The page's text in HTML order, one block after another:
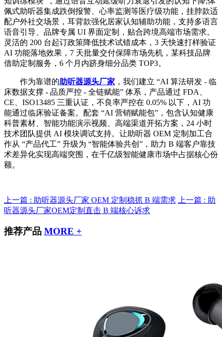
佩式助听器集成跌倒报警、心率监测等医疗级功能，挂脖款适
配户外社交场景，耳背款强化居家认知辅助功能，支持多语言
语音引导、品牌专属 UI 界面定制，贴合跨境高端市场需求。
灵活的 200 台起订政策降低技术试错成本，3 天快速打样验证
AI 功能落地效果，7 天批量交付保障市场先机，某科技品牌
借助定制服务，6 个月内跻身细分品类 TOP3。
作为靠谱的助听器源头厂家 ，我们建立 “AI 算法研发 - 临
床数据支撑 - 品质严控 - 全链赋能” 体系，产品通过 FDA、
CE、ISO13485 三重认证，不良率严控在 0.05% 以下，AI 功
能通过临床验证备案。配套 “AI 营销赋能包”，包含认知健康
科普素材、智能功能演示视频、高端渠道开拓方案，24 小时
技术团队提供 AI 模块调试支持。让助听器 OEM 定制加工合
作从 “产品代工” 升级为 “智能体验共创”，助力 B 端客户靠技
术差异化实现高端突围，在千亿级智能健康市场中占据核心份
额。
上一篇 : 助听器源头厂家 OEM 定制稳抓 B 端需求
上一篇 : 助
听器源头厂家OEM定制直击 B 端核心诉求
推荐产品 MORE +